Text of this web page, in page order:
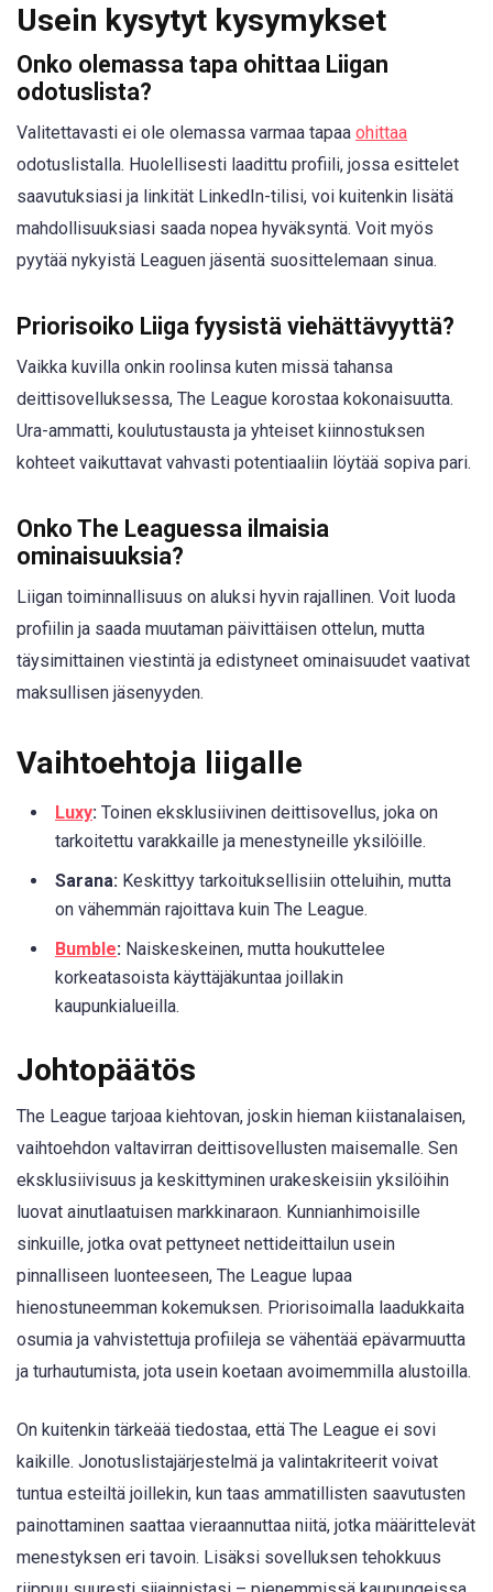
Usein kysytyt kysymykset
Onko olemassa tapa ohittaa Liigan
odotuslista?
Valitettavasti ei ole olemassa varmaa tapaa ohittaa
odotuslistalla. Huolellisesti laadittu profiili, jossa esittelet
saavutuksiasi ja linkität LinkedIn-tilisi, voi kuitenkin lisätä
mahdollisuuksiasi saada nopea hyväksyntä. Voit myös
pyytää nykyistä Leaguen jäsentä suosittelemaan sinua.
Priorisoiko Liiga fyysistä viehättävyyttä?
Vaikka kuvilla onkin roolinsa kuten missä tahansa
deittisovelluksessa, The League korostaa kokonaisuutta.
Ura-ammatti, koulutustausta ja yhteiset kiinnostuksen
kohteet vaikuttavat vahvasti potentiaaliin löytää sopiva pari.
Onko The Leaguessa ilmaisia
ominaisuuksia?
Liigan toiminnallisuus on aluksi hyvin rajallinen. Voit luoda
profiilin ja saada muutaman päivittäisen ottelun, mutta
täysimittainen viestintä ja edistyneet ominaisuudet vaativat
maksullisen jäsenyyden.
Vaihtoehtoja liigalle
Luxy: Toinen eksklusiivinen deittisovellus, joka on
tarkoitettu varakkaille ja menestyneille yksilöille.
Sarana: Keskittyy tarkoituksellisiin otteluihin, mutta
on vähemmän rajoittava kuin The League.
Bumble: Naiskeskeinen, mutta houkuttelee
korkeatasoista käyttäjäkuntaa joillakin
kaupunkialueilla.
Johtopäätös
The League tarjoaa kiehtovan, joskin hieman kiistanalaisen,
vaihtoehdon valtavirran deittisovellusten maisemalle. Sen
eksklusiivisuus ja keskittyminen urakeskeisiin yksilöihin
luovat ainutlaatuisen markkinaraon. Kunnianhimoisille
sinkuille, jotka ovat pettyneet nettideittailun usein
pinnalliseen luonteeseen, The League lupaa
hienostuneemman kokemuksen. Priorisoimalla laadukkaita
osumia ja vahvistettuja profiileja se vähentää epävarmuutta
ja turhautumista, jota usein koetaan avoimemmilla alustoilla.
On kuitenkin tärkeää tiedostaa, että The League ei sovi
kaikille. Jonotuslistajärjestelmä ja valintakriteerit voivat
tuntua esteiltä joillekin, kun taas ammatillisten saavutusten
painottaminen saattaa vieraannuttaa niitä, jotka määrittelevät
menestyksen eri tavoin. Lisäksi sovelluksen tehokkuus